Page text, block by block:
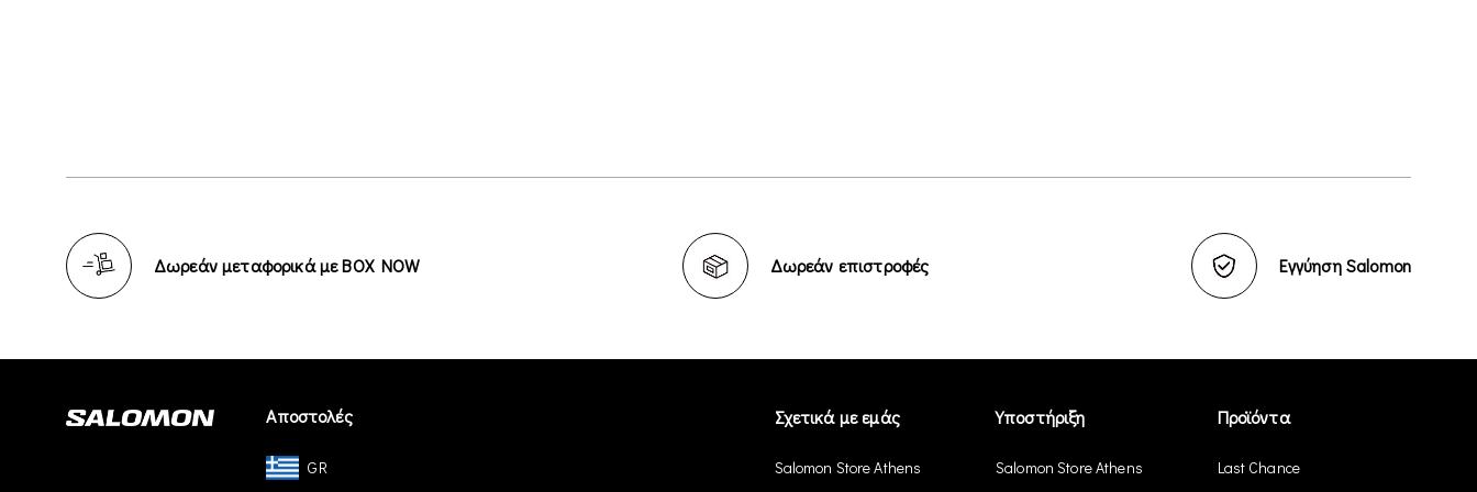
Δωρεάν μεταφορικά με BOX NOW Δωρεάν επιστροφές Εγγύηση Salomon
Αποστολές
GR
Σχετικά με εμάς
Salomon Store Athens
Υποστήριξη
Salomon Store Athens
Προϊόντα
Last Chance